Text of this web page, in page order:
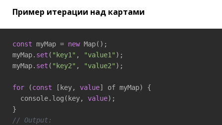
Пример итерации над картами
const myMap = new Map();
myMap. set ( "key1" , "value1" );
myMap. set ( "key2" , "value2" );
for (const [key, value] of myMap) {
  console.log(key,
value);
// Output: